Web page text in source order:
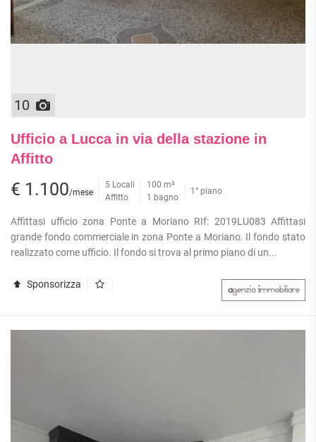
10
Ufficio a Lucca in via della stazione in
Affitto
€ 1.100/mese
5 Locali
Affitto
100 m²
1 bagno
1° piano
Affittasi ufficio zona Ponte a Moriano RIf: 2019LU083 Affittasi
grande fondo commerciale in zona Ponte a Moriano. Il fondo stato
realizzato come ufficio. Il fondo si trova al primo piano di un...
Sponsorizza